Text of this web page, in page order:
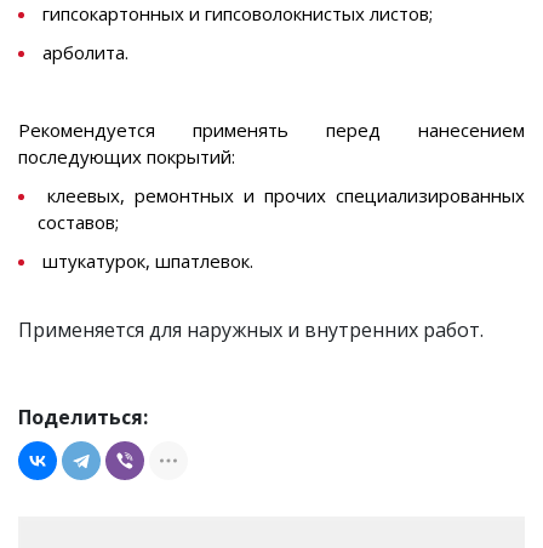
гипсокартонных и гипсоволокнистых листов;
арболита.
Рекомендуется применять перед нанесением
последующих покрытий:
клеевых, ремонтных и прочих специализированных
составов;
штукатурок, шпатлевок.
Применяется для наружных и внутренних работ.
Поделиться: